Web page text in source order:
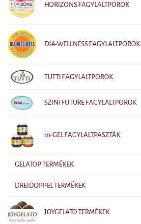
HORIZONS FAGYLALTPOROK
DIA-WELLNESS FAGYLALTPOROK
TUTTI FAGYLALTPOROK
SZINI FUTURE FAGYLALTPOROK
m-GEL FAGYLALTPASZTÁK
GELATOP TERMÉKEK
DREIDOPPEL TERMÉKEK
JOYGELATO TERMÉKEK